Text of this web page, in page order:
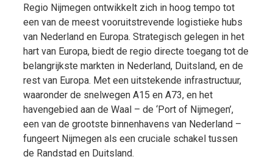
Regio Nijmegen ontwikkelt zich in hoog tempo tot
een van de meest vooruitstrevende logistieke hubs
van Nederland en Europa. Strategisch gelegen in het
hart van Europa, biedt de regio directe toegang tot de
belangrijkste markten in Nederland, Duitsland, en de
rest van Europa. Met een uitstekende infrastructuur,
waaronder de snelwegen A15 en A73, en het
havengebied aan de Waal – de ‘Port of Nijmegen’,
een van de grootste binnenhavens van Nederland –
fungeert Nijmegen als een cruciale schakel tussen
de Randstad en Duitsland.